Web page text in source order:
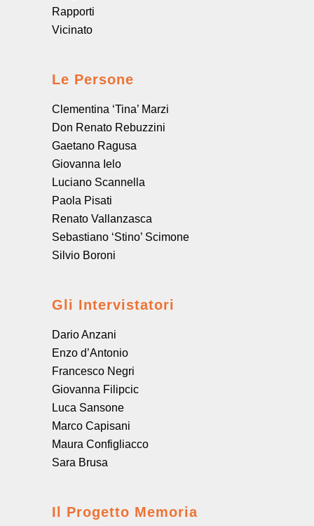
Rapporti
Vicinato
Le Persone
Clementina ‘Tina’ Marzi
Don Renato Rebuzzini
Gaetano Ragusa
Giovanna Ielo
Luciano Scannella
Paola Pisati
Renato Vallanzasca
Sebastiano ‘Stino’ Scimone
Silvio Boroni
Gli Intervistatori
Dario Anzani
Enzo d’Antonio
Francesco Negri
Giovanna Filipcic
Luca Sansone
Marco Capisani
Maura Configliacco
Sara Brusa
Il Progetto Memoria